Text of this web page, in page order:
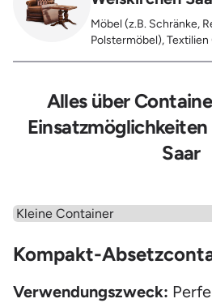
Möbel (z.B. Schränke,
Polstermöbel),
Fässer, Eimer,
Alles über
Saar
Wähle einen Menüpunkt aus
Kompakt-
Verwendungszweck: